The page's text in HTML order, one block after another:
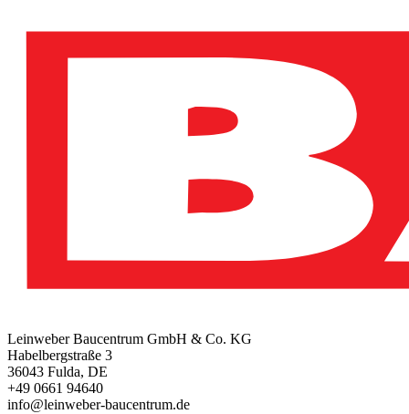
Leinweber Baucentrum GmbH & Co. KG
Habelbergstraße 3
36043 Fulda, DE
+49 0661 94640
info@leinweber-baucentrum.de